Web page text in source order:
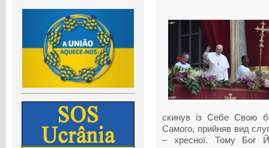
скинув із Себе Свою
Самого, прийняв вид
– хресної. Тому Бог